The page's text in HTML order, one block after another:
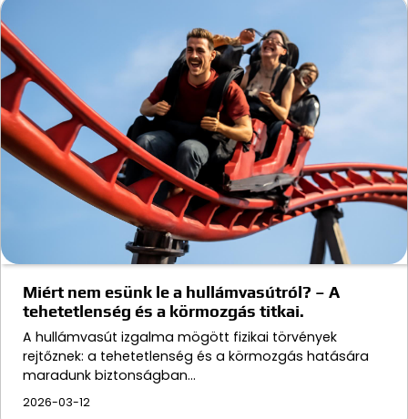
Miért nem esünk le a hullámvasútról? – A
tehetetlenség és a körmozgás titkai.
A hullámvasút izgalma mögött fizikai törvények
rejtőznek: a tehetetlenség és a körmozgás hatására
maradunk biztonságban…
2026-03-12